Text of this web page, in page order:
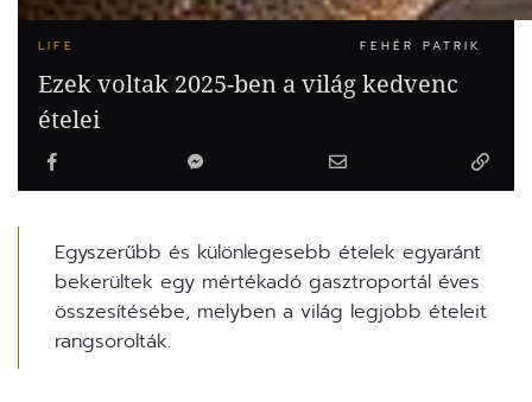
LIFE FEHÉR PATRIK
Ezek voltak 2025-ben a világ kedvenc
ételei
Egyszerűbb és különlegesebb ételek egyaránt
bekerültek egy mértékadó gasztroportál éves
összesítésébe, melyben a világ legjobb ételeit
rangsorolták.